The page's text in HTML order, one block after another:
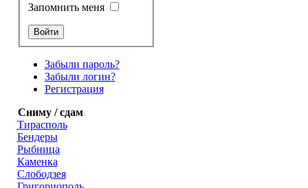
Запомнить меня
Забыли пароль?
Забыли логин?
Регистрация
Сниму / сдам
Тирасполь
Бендеры
Рыбница
Каменка
Слободзея